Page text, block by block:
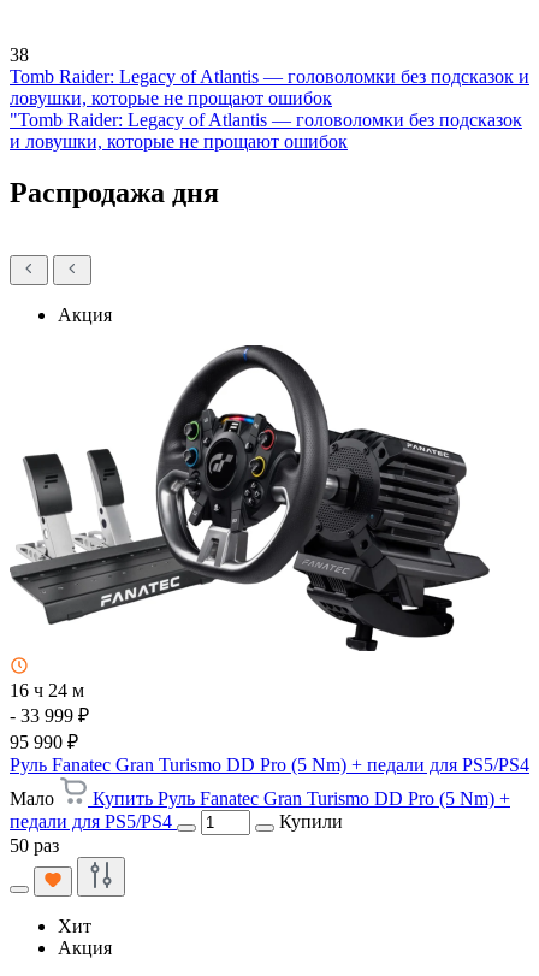
38
Tomb Raider: Legacy of Atlantis — головоломки без подсказок и
ловушки, которые не прощают ошибок
"Tomb Raider: Legacy of Atlantis — головоломки без подсказок
и ловушки, которые не прощают ошибок
Распродажа дня
Акция
16 ч 24 м
- 33 999 ₽
95 990 ₽
Руль Fanatec Gran Turismo DD Pro (5 Nm) + педали для PS5/PS4
Мало
Купить Руль Fanatec Gran Turismo DD Pro (5 Nm) +
педали для PS5/PS4
Купили
50 раз
Хит
Акция